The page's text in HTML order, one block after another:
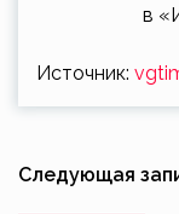
в
Источник:
Следующая